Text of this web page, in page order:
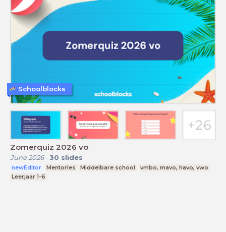
Zomerquiz 2026 vo
June 2026- 30 slides
newEditor Mentorles Middelbare school
vmbo, mavo, havo, vwo
Leerjaar 1-6
Schoolblocks